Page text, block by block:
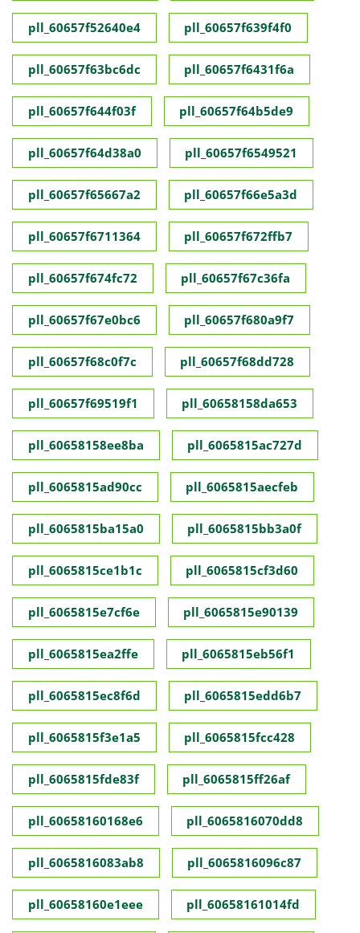
pll_60657f52640e4 pll_60657f639f4f0
pll_60657f63bc6dc pll_60657f6431f6a
pll_60657f644f03f pll_60657f64b5de9
pll_60657f64d38a0 pll_60657f6549521
pll_60657f65667a2 pll_60657f66e5a3d
pll_60657f6711364 pll_60657f672ffb7
pll_60657f674fc72 pll_60657f67c36fa
pll_60657f67e0bc6 pll_60657f680a9f7
pll_60657f68c0f7c pll_60657f68dd728
pll_60657f69519f1 pll_60658158da653
pll_60658158ee8ba pll_6065815ac727d
pll_6065815ad90cc pll_6065815aecfeb
pll_6065815ba15a0 pll_6065815bb3a0f
pll_6065815ce1b1c pll_6065815cf3d60
pll_6065815e7cf6e pll_6065815e90139
pll_6065815ea2ffe pll_6065815eb56f1
pll_6065815ec8f6d pll_6065815edd6b7
pll_6065815f3e1a5 pll_6065815fcc428
pll_6065815fde83f pll_6065815ff26af
pll_60658160168e6 pll_6065816070dd8
pll_6065816083ab8 pll_6065816096c87
pll_60658160e1eee pll_60658161014fd